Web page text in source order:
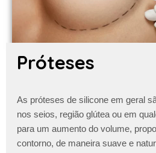
Próteses
As próteses de silicone em geral
nos seios, região glútea ou em
para um aumento do volume,
contorno, de maneira suave e